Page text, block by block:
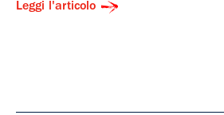
Leggi l'articolo